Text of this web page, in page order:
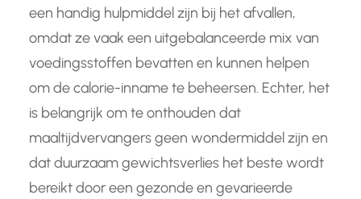
een handig hulpmiddel zijn bij het afvallen,
omdat ze vaak een uitgebalanceerde mix van
voedingsstoffen bevatten en kunnen helpen
om de calorie-inname te beheersen. Echter, het
is belangrijk om te onthouden dat
maaltijdvervangers geen wondermiddel zijn en
dat duurzaam gewichtsverlies het beste wordt
bereikt door een gezonde en gevarieerde